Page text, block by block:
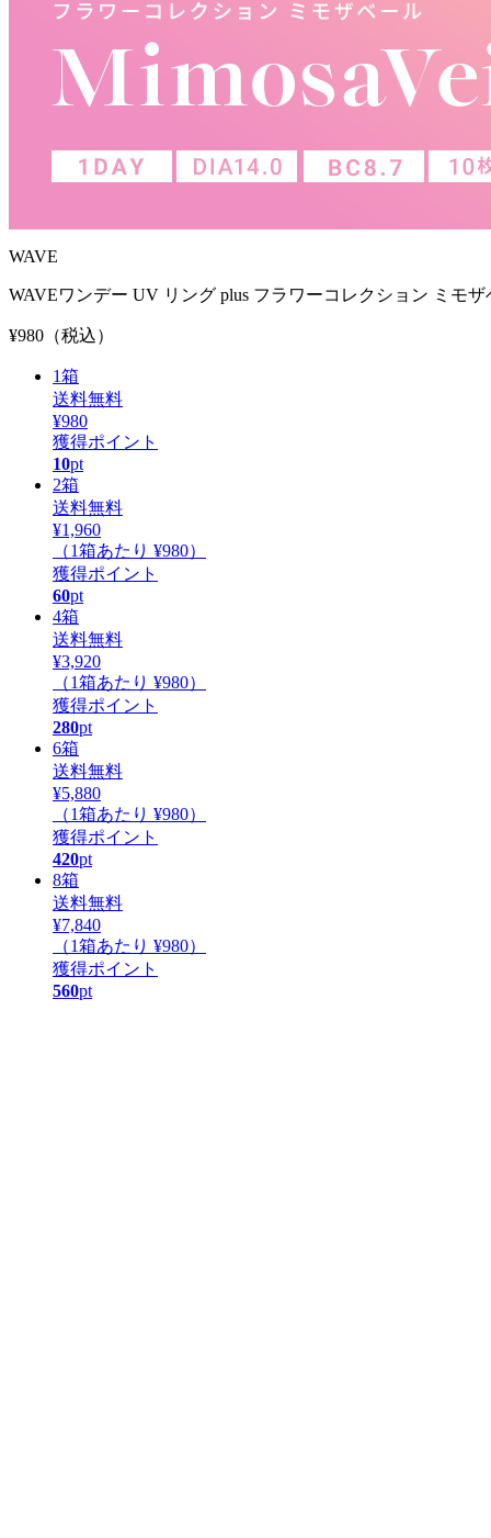
WAVE
WAVEワンデー UV リング plus フラワーコレクション ミモザ
¥980 （税込）
1箱
送料無料
¥980
獲得ポイント
10pt
2箱
送料無料
¥1,960
（1箱あたり ¥980）
獲得ポイント
60pt
4箱
送料無料
¥3,920
（1箱あたり ¥980）
獲得ポイント
280pt
6箱
送料無料
¥5,880
（1箱あたり ¥980）
獲得ポイント
420pt
8箱
送料無料
¥7,840
（1箱あたり ¥980）
獲得ポイント
560pt